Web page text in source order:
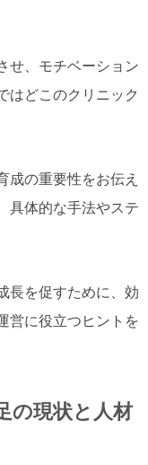
せ、モチベーション
はどこのクリニック
成の重要性をお伝え
具体的な手法やステ
長を促すために、効
営に役立つヒントを
の現状と人材